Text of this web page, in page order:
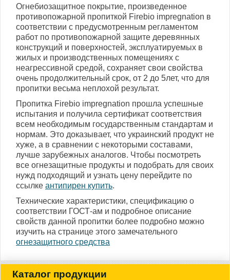
Каталог продукции
Огнебиозащитное покрытие, произведенное
противопожарной пропиткой Firebio impregnation в
соответствии с предусмотренным регламентом
работ по противопожарной защите деревянных
конструкций и поверхностей, эксплуатируемых в
жилых и производственных помещениях с
неагрессивной средой, сохраняет свои свойства
очень продолжительный срок, от 2 до 5лет, что для
пропитки весьма неплохой результат.
Пропитка Firebio impregnation прошла успешные
испытания и получила сертификат соответствия
всем необходимым государственным стандартам и
нормам. Это доказывает, что украинский продукт не
хуже, а в сравнении с некоторыми составами,
лучше зарубежных аналогов. Чтобы посмотреть
все огнезащитные продукты и подобрать для своих
нужд подходящий и узнать цену перейдите по
ссылке антипирен купить.
Технические характеристики, спецификацию о
соответствии ГОСТ-ам и подробное описание
свойств данной пропитки более подробно можно
изучить на странице этого замечательного
огнезащитного средства